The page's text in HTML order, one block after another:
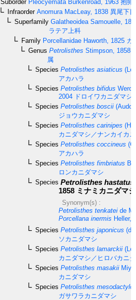
SuborderPleocyemata Burkenroad, 1963 抱卵
InfraorderAnomura MacLeay, 1838 異尾下目
Superfamily Galatheoidea Samouelle,
ラテア上科
Family Porcellanidae Haworth, 1825 カ
Genus Petrolisthes Stimpson, 1858
属
Species Petrolisthes asiaticus
アカハラ
Species Petrolisthes bifidus
2004 ドロイワカニダマシ
Species Petrolisthes boscii
ジョウカニダマシ
Species Petrolisthes carinipes
カニダマシ／ナンカイカ
Species Petrolisthes coccineus
アカハラ
Species Petrolisthes fimbriatus
ロンカニダマシ
Species Petrolisthes hastatus
1858 ミナミカニダマシ
Synonym(s) :
Petrolisthes tenkatei de
Porcellana inermis Heller,
Species Petrolisthes japonicus
ソカニダマシ
Species Petrolisthes lamarckii
カニダマシ／ヒロバカニ
Species Petrolisthes masakii
カニダマシ
Species Petrolisthes
ガサワラカニダマシ